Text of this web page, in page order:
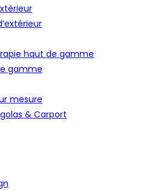
haut de gamme
gamme
mesure
& Carport